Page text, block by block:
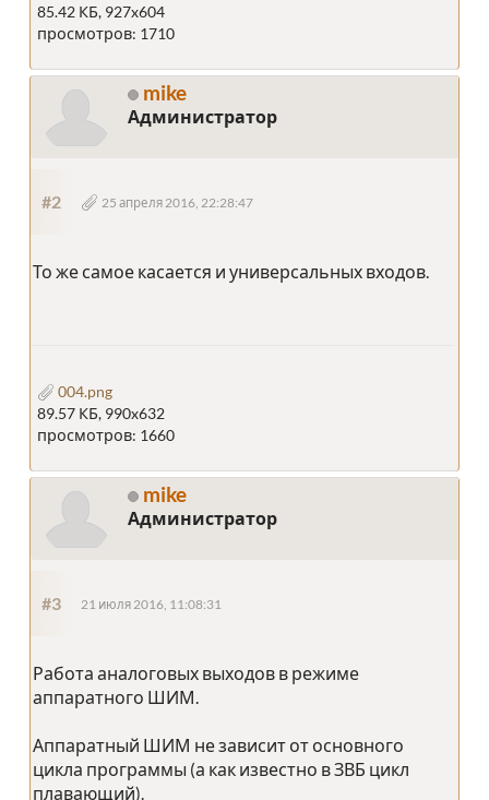
85.42 КБ, 927x604
просмотров: 1710
mike
Администратор
#2 25 апреля 2016, 22:28:47
То же самое касается и универсальных входов.
004.png
89.57 КБ, 990x632
просмотров: 1660
mike
Администратор
#3 21 июля 2016, 11:08:31
Работа аналоговых выходов в режиме
аппаратного ШИМ.
Аппаратный ШИМ не зависит от основного
цикла программы (а как известно в ЗВБ цикл
плавающий).